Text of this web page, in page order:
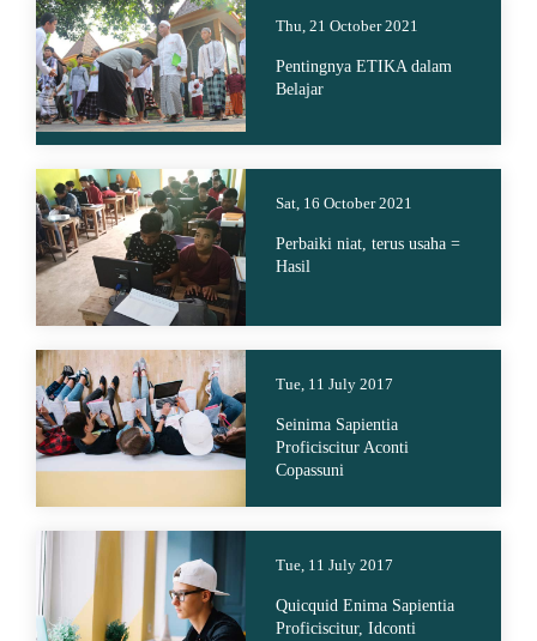
Thu, 21 October 2021
Pentingnya ETIKA dalam
Belajar
Sat, 16 October 2021
Perbaiki niat, terus usaha =
Hasil
Tue, 11 July 2017
Seinima Sapientia
Proficiscitur Aconti
Copassuni
Tue, 11 July 2017
Quicquid Enima Sapientia
Proficiscitur, Idconti